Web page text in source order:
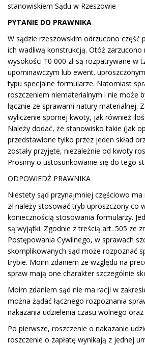
stanowiskiem Sądu w Rzeszowie
PYTANIE DO PRAWNIKA
W sądzie rzeszowskim odrzucono część
ich wadliwą konstrukcją. Otóż zarzucono
wysokości 10 000 zł są rozpatrywane w
upominawczym lub ewent.
typu specjalne formularze. Natomiast
roszczeniem niematerialnym i nie może
łącznie ze sprawami natury materialnej.
wyliczenie spornej kwoty, jak również
Należy dodać, że stanowisko takie (jak
przedstawione tylko przez jeden skład
zostały przyjęte, niezależnie od kwoty
Prosimy o ustosunkowanie się do tego
ODPOWIEDŹ PRAWNIKA
Niestety sąd przynajmniej częściowo
zł należy stosować tryb uproszczony co
koniecznością stosowania formularzy.
są wyjątki. Zgodnie z treścią art. 505 ze
Postępowania Cywilnego, w sprawach
skomplikowanych sąd może rozpoznać
trybie. Moim zdaniem ze względu na
spraw mają one charakter szczególnie
Moim zdaniem sąd nie ma racji w
można żądać łącznego rozpoznania
nakazania udzielenia czasu wolnego
Po pierwsze, roszczenie o nakazanie
roszczenie o zapłatę wynikają z jednej